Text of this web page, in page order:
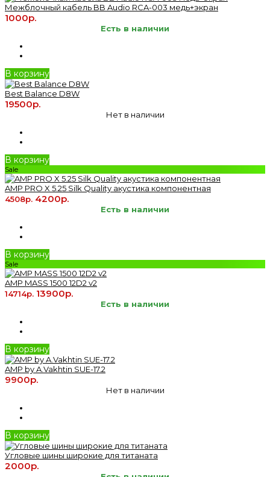
Межблочный кабель BB Audio RCA-003 медь+экран
1000р.
Есть в наличии
В корзину
Best Balance D8W
19500р.
Нет в наличии
В корзину
Sale
AMP PRO X 5.25 Silk Quality акустика компонентная
4508р. 4200р.
Есть в наличии
В корзину
Sale
AMP MASS 1500 12D2 v2
14714р. 13900р.
Есть в наличии
В корзину
AMP by A.Vakhtin SUE-17.2
9900р.
Нет в наличии
В корзину
Угловые шины широкие для титаната
2000р.